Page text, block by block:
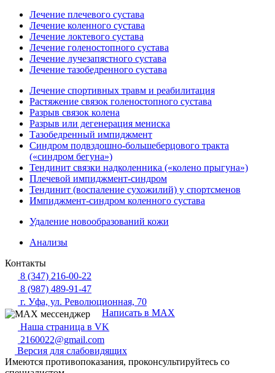
Лечение плечевого сустава
Лечение коленного сустава
Лечение локтевого сустава
Лечение голеностопного сустава
Лечение лучезапястного сустава
Лечение тазобедренного сустава
Лечение спортивных травм и реабилитация
Растяжение связок голеностопного сустава
Разрыв связок колена
Разрыв или дегенерация мениска
Тазобедренный импиджмент
Синдром подвздошно-большеберцового тракта
(«синдром бегуна»)
Тендинит связки надколенника («колено прыгуна»)
Плечевой импиджмент-синдром
Тендинит (воспаление сухожилий) у спортсменов
Импиджмент-синдром коленного сустава
Удаление новообразований кожи
Анализы
Контакты
8 (347) 216-00-22
8 (987) 489-91-47
г. Уфа, ул. Революционная, 70
Написать в MAX
Наша страница в VK
2160022@gmail.com
Версия для слабовидящих
Имеются противопоказания, проконсультируйтесь со